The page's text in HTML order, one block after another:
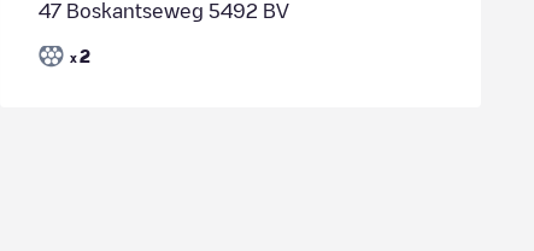
47 Boskantseweg 5492 BV
x 2